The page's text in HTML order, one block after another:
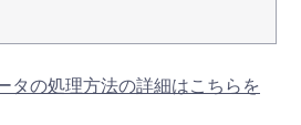
タの処理方法の詳細はこちらを